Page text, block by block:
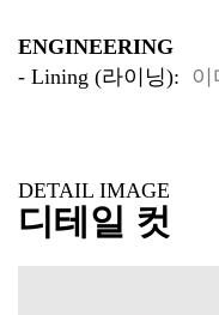
ENGINEERING
- Lining (라이닝): 이
DETAIL IMAGE
디테일 컷